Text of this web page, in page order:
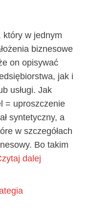
który w jednym
biznesowe
on opisywać
jak i
usługi. Jak
= uproszczenie
syntetyczny, a
w szczegółach
Bo takim
dalej